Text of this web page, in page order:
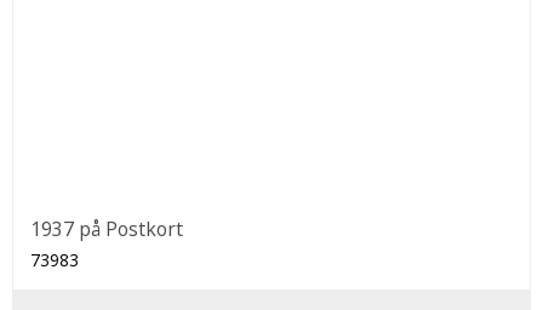
1937 på Postkort
73983